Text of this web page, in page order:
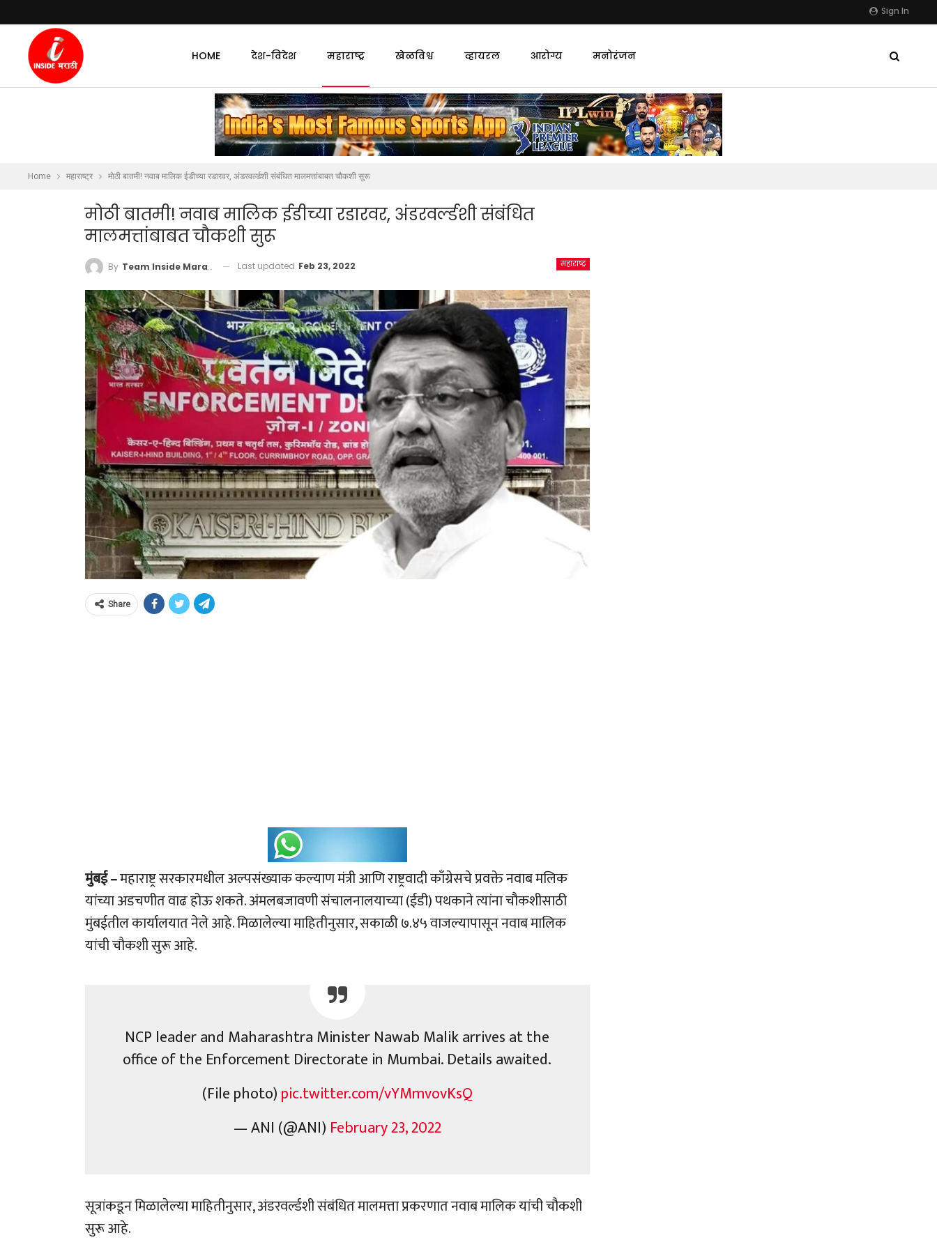
Sign In
HOME देश-विदेश महाराष्ट्र खेळविश्व व्हायरल आरोग्य मनोरंजन
Home महाराष्ट्र मोठी बातमी! नवाब मालिक ईडीच्या रडारवर, अंडरवर्ल्डशी संबंधित मालमत्तांबाबत चौकशी सुरू
मोठी बातमी! नवाब मालिक ईडीच्या रडारवर, अंडरवर्ल्डशी संबंधित
मालमत्तांबाबत चौकशी सुरू
महाराष्ट्र
By Team Inside Marathi Last updated Feb 23, 2022
Share
मुंबई –महाराष्ट्र सरकारमधील अल्पसंख्याक कल्याण मंत्री आणि राष्ट्रवादी काँग्रेसचे प्रवक्ते नवाब मलिक
यांच्या अडचणीत वाढ होऊ शकते. अंमलबजावणी संचालनालयाच्या (ईडी) पथकाने त्यांना चौकशीसाठी
मुंबईतील कार्यालयात नेले आहे. मिळालेल्या माहितीनुसार, सकाळी ७.४५ वाजल्यापासून नवाब मालिक
यांची चौकशी सुरू आहे.
NCP leader and Maharashtra Minister Nawab Malik arrives at the
office of the Enforcement Directorate in Mumbai. Details awaited.
(File photo)pic.twitter.com/vYMmvovKsQ
— ANI (@ANI) February 23, 2022
सूत्रांकडून मिळालेल्या माहितीनुसार, अंडरवर्ल्डशी संबंधित मालमत्ता प्रकरणात नवाब मालिक यांची चौकशी
सुरू आहे.